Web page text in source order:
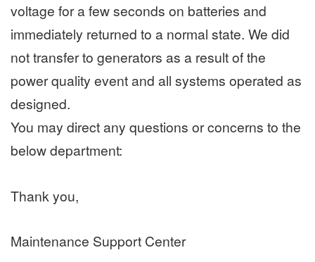
voltage for a few seconds on batteries and
immediately returned to a normal state. We did
not transfer to generators as a result of the
power quality event and all systems operated as
designed.
You may direct any questions or concerns to the
below department:
Thank you,
Maintenance Support Center